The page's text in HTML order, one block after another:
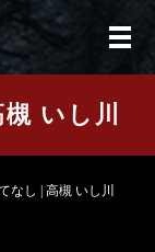
メ
いし川
なし | 高槻 いし川